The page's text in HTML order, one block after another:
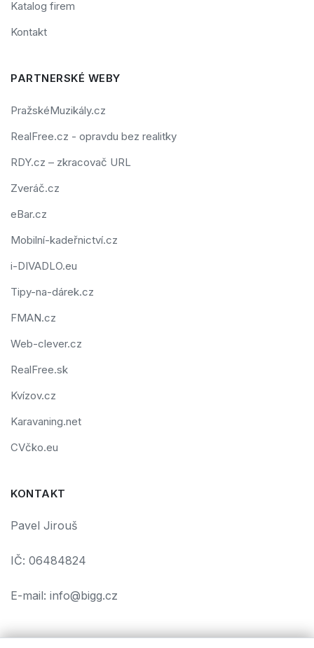
Katalog firem
Kontakt
PARTNERSKÉ WEBY
PražskéMuzikály.cz
RealFree.cz - opravdu bez realitky
RDY.cz – zkracovač URL
Zveráč.cz
eBar.cz
Mobilní-kadeřnictví.cz
i-DIVADLO.eu
Tipy-na-dárek.cz
FMAN.cz
Web-clever.cz
RealFree.sk
Kvízov.cz
Karavaning.net
CVčko.eu
KONTAKT
Pavel Jirouš
IČ: 06484824
E-mail: info@bigg.cz